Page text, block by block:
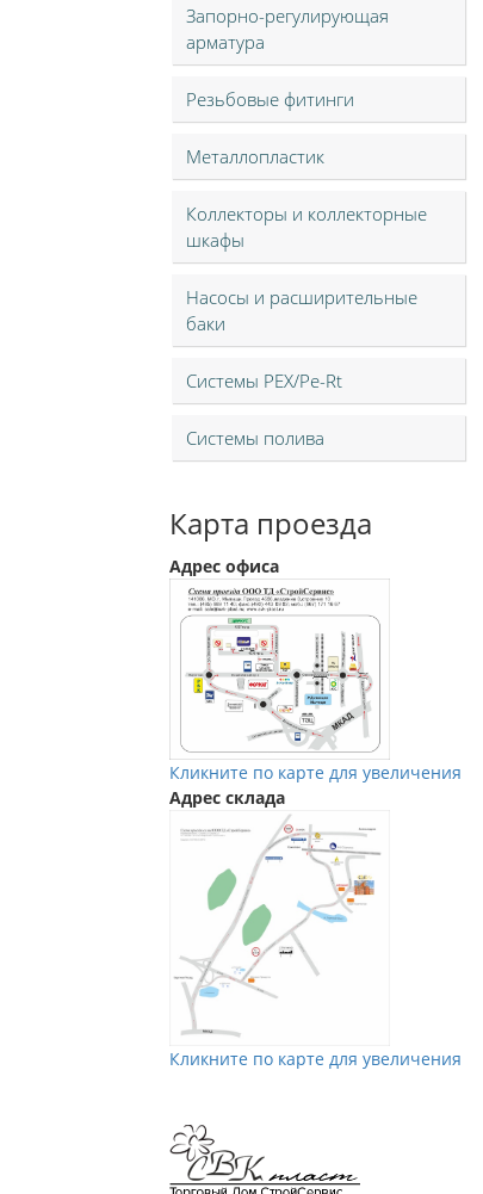
Запорно-регулирующая
арматура
Резьбовые фитинги
Металлопластик
Коллекторы и коллекторные
шкафы
Насосы и расширительные
баки
Системы PEX/Pe-Rt
Системы полива
Карта проезда
Адрес офиса
Кликните по карте для увеличения
Адрес склада
Кликните по карте для увеличения
Мы в Vkontakte
Мы в Телеграм